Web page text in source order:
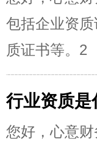
包括企业资
质证书等。2
行业资质是
您好，心意